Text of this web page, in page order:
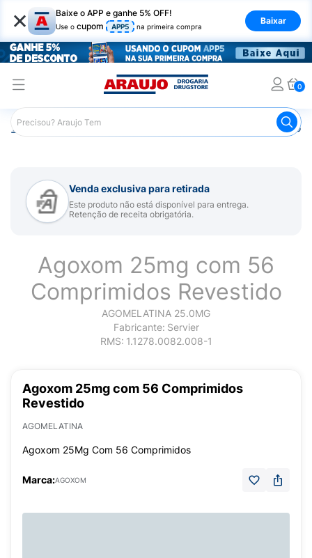
× Baixe o APP e ganhe 5% OFF!
Use o cupom APP5 na primeira compra
Baixar
0
Araujo Medicamentos Remédio para Sistema Nervoso
Venda exclusiva para retirada
Este produto não está disponível para entrega.
Retenção de receita obrigatória.
Agoxom 25mg com 56
Comprimidos Revestido
AGOMELATINA 25.0MG
Fabricante: Servier
RMS: 1.1278.0082.008-1
Agoxom 25mg com 56 Comprimidos
Revestido
AGOMELATINA
Agoxom 25Mg Com 56 Comprimidos
Marca:AGOXOM